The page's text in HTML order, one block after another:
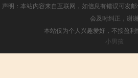
声明：本站内容来自互联网，如信息有错误可发
会及时纠正，谢谢
本站仅为个人兴趣爱好，不接盈
小男孩